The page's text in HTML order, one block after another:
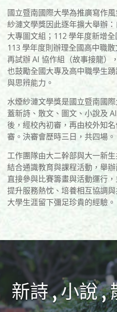
國立暨南國際大學為推廣寫作
紗漣文學獎因此逐年擴大舉辦
大專圖文組；112 學年度新增
113 學年度則辦理全國高中職
再試辦 AI 協作組（故事接龍）
也鼓勵全國大專及高中職學生
與思辨能力。
水煙紗漣文學獎是國立暨南國
蓋新詩、散文、圖文、小說及
後，經校內初審，再由校外知
審。決審會歷時三日，共四場。
工作團隊由大二幹部與大一新
結合通識教育與課程活動，舉
直接參與比賽籌畫與活動運行
提升服務熱忱、培養相互協調
大學生涯留下彌足珍貴的經驗。
新詩 , 小說 ,